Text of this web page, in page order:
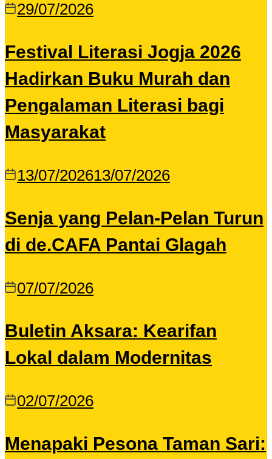
29/07/2026
Festival Literasi Jogja 2026
Hadirkan Buku Murah dan
Pengalaman Literasi bagi
Masyarakat
13/07/202613/07/2026
Senja yang Pelan-Pelan Turun
di de.CAFA Pantai Glagah
07/07/2026
Buletin Aksara: Kearifan
Lokal dalam Modernitas
02/07/2026
Menapaki Pesona Taman Sari: